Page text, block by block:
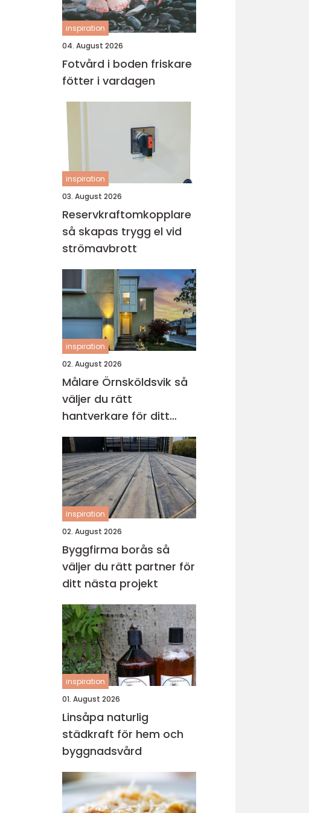
inspiration
04. August 2026
Fotvård i boden friskare
fötter i vardagen
inspiration
03. August 2026
Reservkraftomkopplare
så skapas trygg el vid
strömavbrott
inspiration
02. August 2026
Målare Örnsköldsvik så
väljer du rätt
hantverkare för ditt
projekt
inspiration
02. August 2026
Byggfirma borås så
väljer du rätt partner för
ditt nästa projekt
inspiration
01. August 2026
Linsåpa naturlig
städkraft för hem och
byggnadsvård